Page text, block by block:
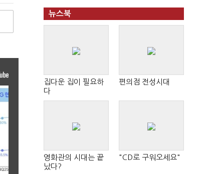
뉴스북
집다운 집이 필요하
다
편의점 전성시대
영화관의 시대는 끝
났다?
"CD로 구워오세요"